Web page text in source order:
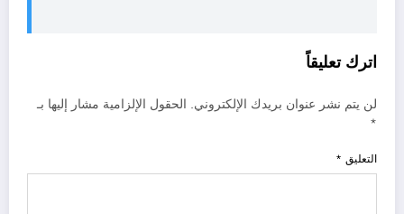
اترك تعليقاً
لن يتم نشر عنوان بريدك الإلكتروني. الحقول الإلزامية مشار إليها بـ
*
التعليق *